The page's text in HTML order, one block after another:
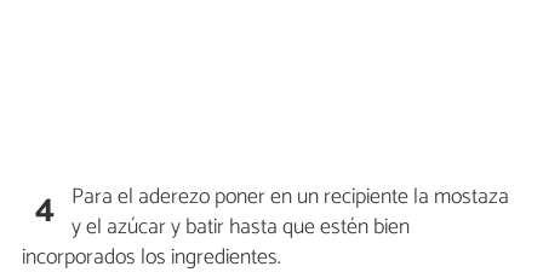
4 Para el aderezo poner en un recipiente la mostaza
y el azúcar y batir hasta que estén bien
incorporados los ingredientes.